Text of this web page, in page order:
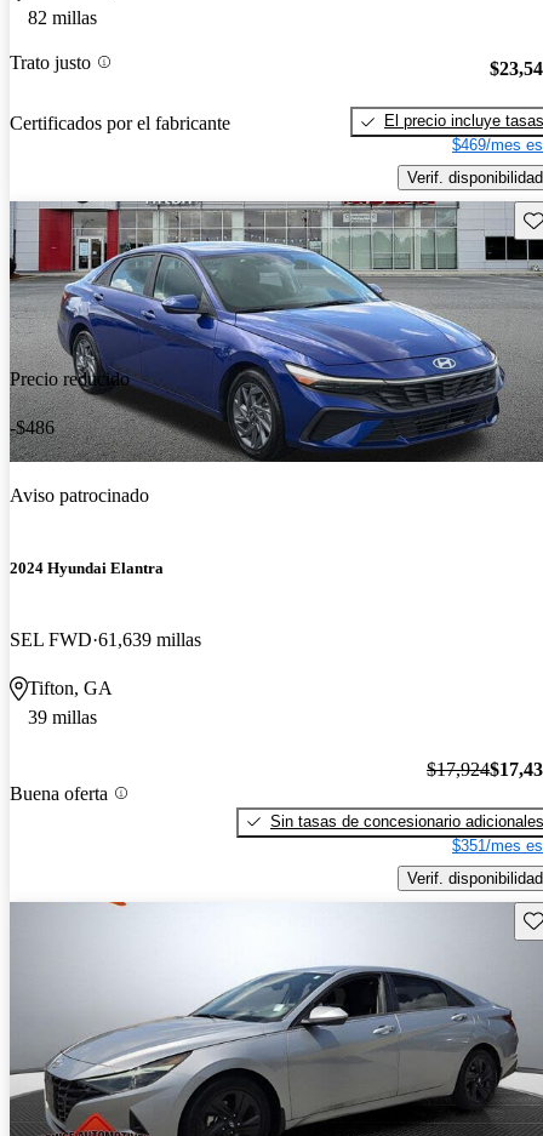
82 millas
Trato justo
Certificados por el fabricante
El precio incluye tasas
$469/mes
Verif. disponibilidad
Precio reducido
-$486
Aviso patrocinado
2024 Hyundai Elantra
SEL FWD 61,639 millas
Tifton, GA
39 millas
Buena oferta
$17,924
Sin tasas de concesionario adicionales
$351/mes
Verif. disponibilidad